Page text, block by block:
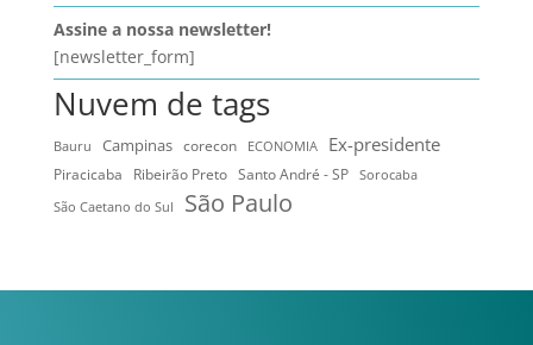
Assine a nossa newsletter!
[newsletter_form]
Nuvem de tags
Bauru Campinas corecon ECONOMIA Ex-presidente
Piracicaba Ribeirão Preto Santo André - SP
Sorocaba
São Caetano do Sul
São Paulo